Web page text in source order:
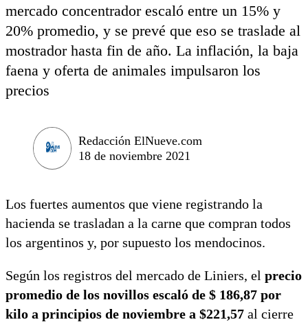
mercado concentrador escaló entre un 15% y
20% promedio, y se prevé que eso se traslade al
mostrador hasta fin de año. La inflación, la baja
faena y oferta de animales impulsaron los
precios
Redacción ElNueve.com
18 de noviembre 2021
Los fuertes aumentos que viene registrando la
hacienda se trasladan a la carne que compran todos
los argentinos y, por supuesto los mendocinos.
Según los registros del mercado de Liniers, el precio
promedio de los novillos escaló de $ 186,87 por
kilo a principios de noviembre a $221,57 al cierre